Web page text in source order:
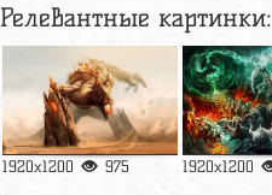
Релевантные картинки:
1920x1200 975 1920x1200